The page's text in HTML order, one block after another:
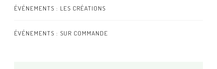
ÉVÉNEMENTS : LES CRÉATIONS
ÉVÉNEMENTS : SUR COMMANDE